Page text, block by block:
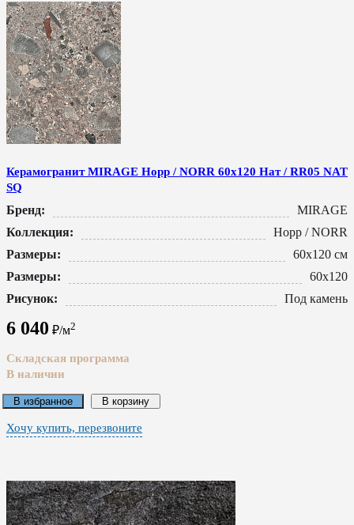
Керамогранит MIRAGE Норр / NORR 60x120 Нат / RR05 NAT
SQ
Бренд:
MIRAGE
Коллекция:
Норр / NORR
Размеры:
60x120 см
Размеры:
60x120
Рисунок:
Под камень
6 040 ₽/м2
Складская программа
В наличии
В избранное В корзину
Хочу купить, перезвоните